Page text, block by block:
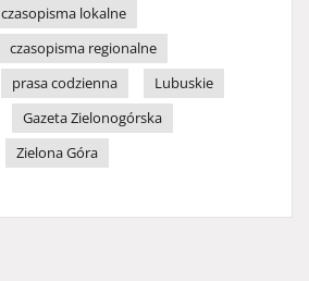
czasopisma lokalne
czasopisma regionalne
prasa codzienna
Lubuskie
Gazeta Zielonogórska
Zielona Góra